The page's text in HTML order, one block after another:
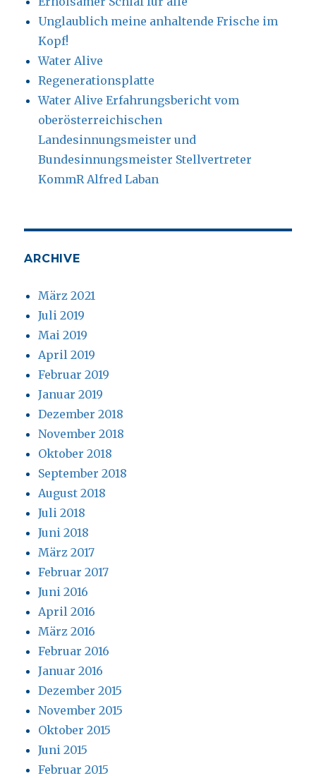
Unglaublich meine anhaltende Frische im
Kopf!
Water Alive
Regenerationsplatte
Water Alive Erfahrungsbericht vom
oberösterreichischen
Landesinnungsmeister und
Bundesinnungsmeister Stellvertreter
KommR Alfred Laban
ARCHIVE
März 2021
Juli 2019
Mai 2019
April 2019
Februar 2019
Januar 2019
Dezember 2018
November 2018
Oktober 2018
September 2018
August 2018
Juli 2018
Juni 2018
März 2017
Februar 2017
Juni 2016
April 2016
März 2016
Februar 2016
Januar 2016
Dezember 2015
November 2015
Oktober 2015
Juni 2015
Februar 2015